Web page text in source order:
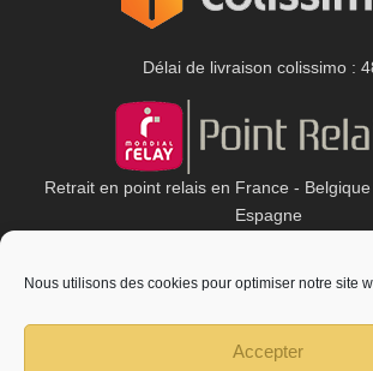
Nous utilisons des cookies pour optimiser notre site
Accepter
Délai de livraison colissimo :
Retrait en point relais en France -
Espagne